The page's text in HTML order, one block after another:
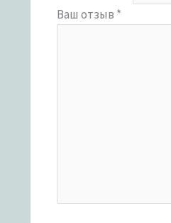
Ваш отзыв *